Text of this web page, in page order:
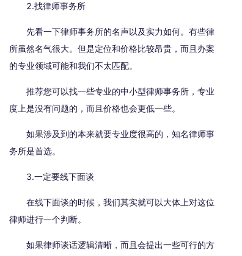
2.找律师事务所
先看一下律师事务所的名声以及实力如何。有些律
所虽然名气很大。但是定位和价格比较昂贵，而且办案
的专业领域可能和我们不太匹配。
推荐您可以找一些专业的中小型律师事务所，专业
度上是没有问题的，而且价格也会更低一些。
如果涉及到的本来就要专业度很高的，知名律师事
务所是首选。
3.一定要线下面谈
在线下面谈的时候，我们其实就可以大体上对这位
律师进行一个判断。
如果律师谈话逻辑清晰，而且会提出一些可行的方